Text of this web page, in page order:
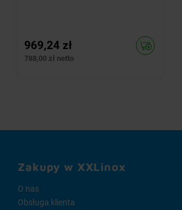
969,24 zł
788,00 zł netto
Zakupy w XXLinox
O nas
Obsługa klienta